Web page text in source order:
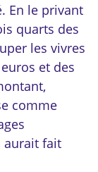
En le privant
quarts des
les vivres
et des
comme
aurait fait